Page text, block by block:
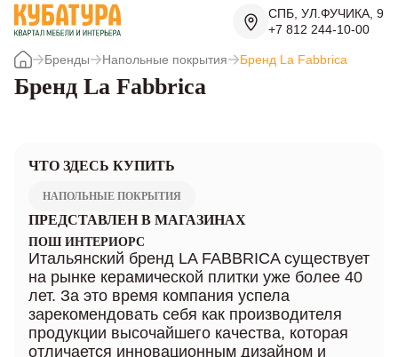
СПБ, УЛ.ФУЧИКА, 9
+7 812 244-10-00
Бренды Напольные покрытия Бренд La Fabbrica
Бренд La Fabbrica
ЧТО ЗДЕСЬ КУПИТЬ
НАПОЛЬНЫЕ ПОКРЫТИЯ
ПРЕДСТАВЛЕН В МАГАЗИНАХ
ПОШ ИНТЕРИОРС
Итальянский бренд LA FABBRICA существует
на рынке керамической плитки уже более 40
лет. За это время компания успела
зарекомендовать себя как производителя
продукции высочайшего качества, которая
отличается инновационным дизайном и